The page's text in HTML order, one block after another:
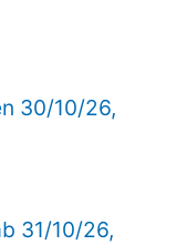
30/10/26,
31/10/26,